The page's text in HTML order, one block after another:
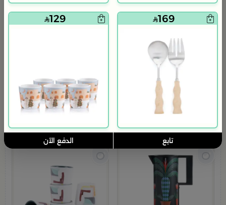
طقم القهوة من فاريانا
ضيافتك وتزيد من جمال لحظاتك
200 3% خصم
169
129
تابع الدفع الآن